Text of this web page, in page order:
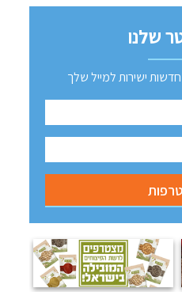
שלנו
ישירות למייל שלך